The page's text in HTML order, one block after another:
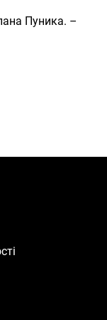
Пуника. –